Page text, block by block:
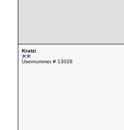
Kratzi
Usernummer # 13028